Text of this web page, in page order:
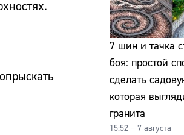
7 шин и тачка
боя: простой
сделать
которая
гранита
15:52 – 7 августа